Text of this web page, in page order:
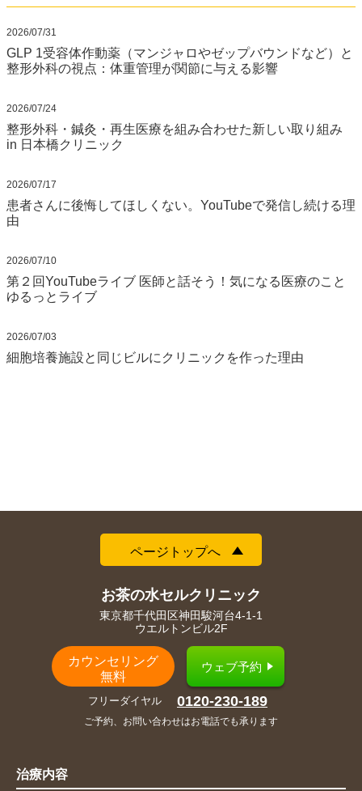
2026/07/31
GLP 1受容体作動薬（マンジャロやゼップバウンドなど）と
整形外科の視点：体重管理が関節に与える影響
2026/07/24
整形外科・鍼灸・再生医療を組み合わせた新しい取り組み
in 日本橋クリニック
2026/07/17
患者さんに後悔してほしくない。YouTubeで発信し続ける理
由
2026/07/10
第２回YouTubeライブ 医師と話そう！気になる医療のこと
ゆるっとライブ
2026/07/03
細胞培養施設と同じビルにクリニックを作った理由
ページトップへ
お茶の水セルクリニック
東京都千代田区神田駿河台4-1-1
ウエルトンビル2F
カウンセリング
無料
ウェブ予約
フリーダイヤル 0120-230-189
ご予約、お問い合わせはお電話でも承ります
治療内容